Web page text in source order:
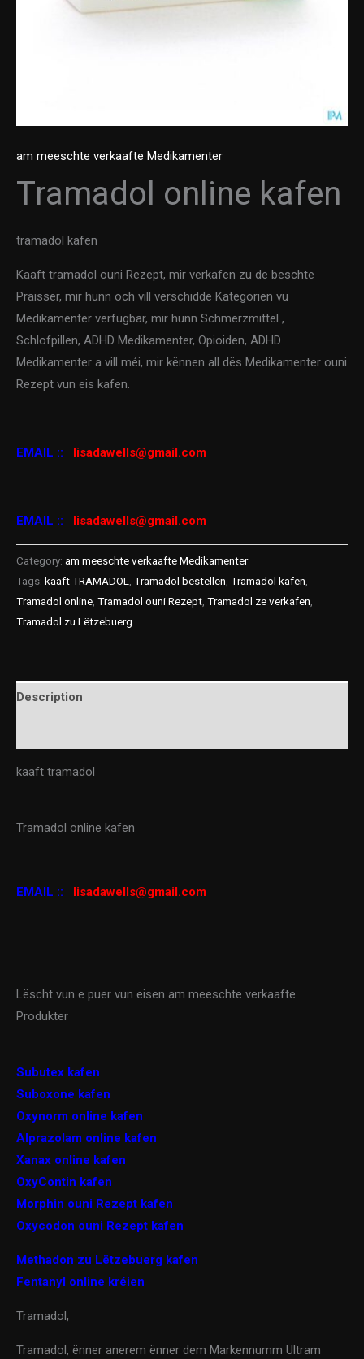
am meeschte verkaafte Medikamenter
Tramadol online kafen
tramadol kafen
Kaaft tramadol ouni Rezept, mir verkafen zu de beschte
Präisser, mir hunn och vill verschidde Kategorien vu
Medikamenter verfügbar, mir hunn Schmerzmittel ,
Schlofpillen, ADHD Medikamenter, Opioiden, ADHD
Medikamenter a vill méi, mir kënnen all dës Medikamenter ouni
Rezept vun eis kafen.
EMAIL :: lisadawells@gmail.com
EMAIL :: lisadawells@gmail.com
Category: am meeschte verkaafte Medikamenter
Tags: kaaft TRAMADOL Tramadol bestellen Tramadol kafen
Tramadol online Tramadol ouni Rezept Tramadol ze verkafen
Tramadol zu Lëtzebuerg
Description
kaaft tramadol
Tramadol online kafen
EMAIL :: lisadawells@gmail.com
Lëscht vun e puer vun eisen am meeschte verkaafte
Produkter
Subutex kafen
Suboxone kafen
Oxynorm online kafen
Alprazolam online kafen
Xanax online kafen
OxyContin kafen
Morphin ouni Rezept kafen
Oxycodon ouni Rezept kafen
Methadon zu Lëtzebuerg kafen
Fentanyl online kréien
Tramadol,
Tramadol, ënner anerem ënner dem Markennumm Ultram